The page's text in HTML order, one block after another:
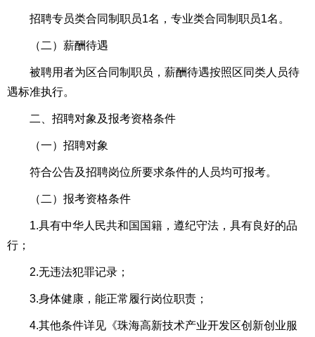
招聘专员类合同制职员1名，专业类合同制职员1名。
（二）薪酬待遇
被聘用者为区合同制职员，薪酬待遇按照区同类人员待
遇标准执行。
二、招聘对象及报考资格条件
（一）招聘对象
符合公告及招聘岗位所要求条件的人员均可报考。
（二）报考资格条件
1.具有中华人民共和国国籍，遵纪守法，具有良好的品
行；
2.无违法犯罪记录；
3.身体健康，能正常履行岗位职责；
4.其他条件详见《珠海高新技术产业开发区创新创业服